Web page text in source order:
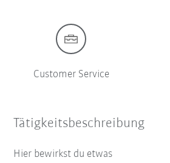
Customer Service
Tätigkeitsbeschreibung
Hier bewirkst du etwas